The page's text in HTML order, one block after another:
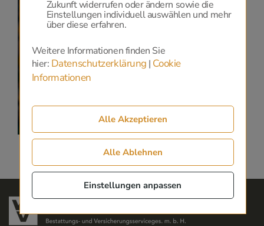
Zur Anzeige dieser Karte benötigen wir Ihre
können.
Datenschutzerklärung
Zukunft widerrufen oder ändern sowie die
Einstellungen individuell auswählen und mehr
über diese erfahren.
Weitere Informationen finden Sie
hier: Datenschutzerklärung | Cookie
Informationen
Einstellungen anpassen
Alle Ablehnen
Alle Akzeptieren